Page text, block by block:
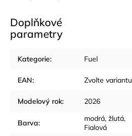
Doplňkové
parametry
Kategorie: Fuel
EAN: Zvolte variantu
Modelový rok: 2026
Barva: modrá, žlutá,
Fialová